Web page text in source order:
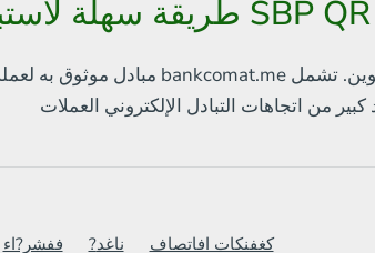
تشمل
من اتجاهات التبادل الإلكتروني
ففشر?اء ?ناغد كغفنكات افاتصاف